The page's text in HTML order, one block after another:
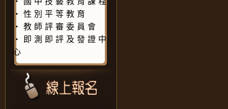
‧ 性別平等教育
‧ 教師評審委員會
‧
即測即評及發證中
心